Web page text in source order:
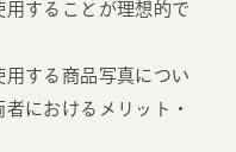
することが理想的で
する商品写真につい
におけるメリット・